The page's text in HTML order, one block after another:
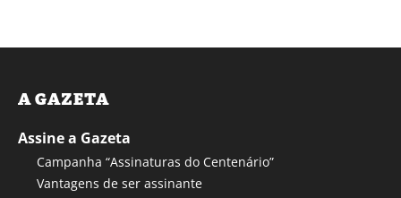
A GAZETA
Assine a Gazeta
Campanha “Assinaturas do Centenário”
Vantagens de ser assinante